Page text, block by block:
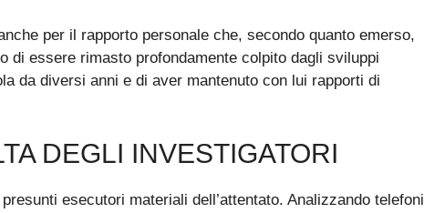
per il rapporto personale che, secondo quanto emerso,
di essere rimasto profondamente colpito dagli sviluppi
da diversi anni e di aver mantenuto con lui rapporti di
DEGLI INVESTIGATORI
esecutori materiali dell’attentato. Analizzando telefoni